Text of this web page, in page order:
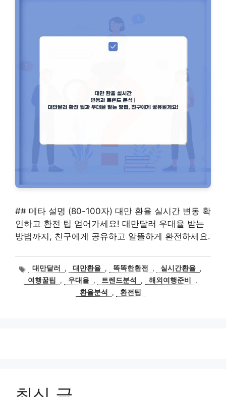
## 메타 설명 (80-100자) 대만 환율 실시간 변동 확
인하고 환전 팁 얻어가세요! 대만달러 우대율 받는
방법까지, 친구에게 공유하고 알뜰하게 환전하세요.
태
그
대만달러 , 대만환율 , 똑똑한환전 , 실시간환율 ,
여행꿀팁
, 우대율 , 트렌드분석 , 해외여행준비
,
환율분석
, 환전팁